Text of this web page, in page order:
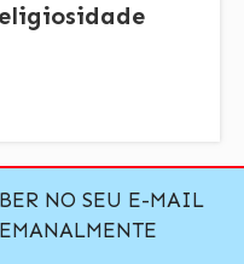
NO SEU E-MAIL